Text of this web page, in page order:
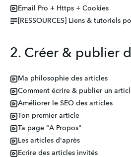
Email Pro + Https + Cookies
2. Créer & publier
Ma philosophie des articles
Comment écrire & publier un
Améliorer le SEO des articles
Ton premier article
Ta page "A Propos"
Les articles d'après
Ecrire des articles invités